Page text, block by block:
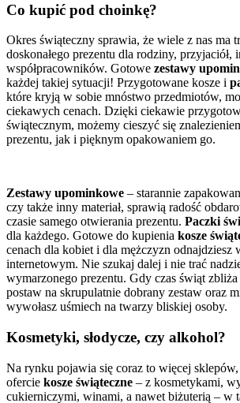
Co kupić pod choinkę?
Okres świąteczny sprawia, że wiele z nas ma
doskonałego prezentu dla rodziny,
współpracowników. Gotowe zestawy
każdej takiej sytuacji! Przygotowane kosze i
które kryją w sobie mnóstwo przedmiotów,
ciekawych cenach. Dzięki ciekawie
świątecznym, możemy cieszyć się
prezentu, jak i pięknym opakowaniem go.
Zestawy upominkowe – starannie
czy także inny materiał, sprawią radość
czasie samego otwierania prezentu. Paczki
dla każdego. Gotowe do kupienia kosze
cenach dla kobiet i dla mężczyzn odnajdziesz
internetowym. Nie szukaj dalej i nie trać
wymarzonego prezentu. Gdy czas świąt
postaw na skrupulatnie dobrany zestaw oraz
wywołasz uśmiech na twarzy bliskiej osoby.
Kosmetyki, słodycze, czy alkohol?
Na rynku pojawia się coraz to więcej
ofercie kosze świąteczne – z kosmetykami,
cukierniczymi, winami, a nawet biżuterią – w